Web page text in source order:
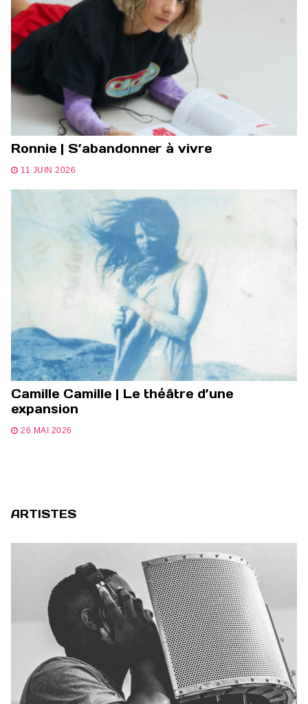
Ronnie | S’abandonner à vivre
11 JUIN 2026
Camille Camille | Le théâtre d’une
expansion
26 MAI 2026
ARTISTES